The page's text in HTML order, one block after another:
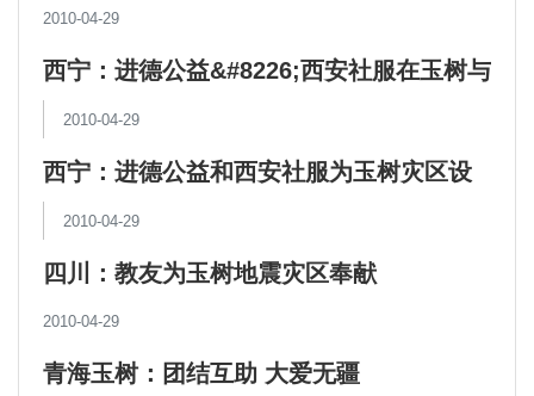
2010-04-29
西宁：进德公益&#8226;西安社服在玉树与
佛教合作提供援助
2010-04-29
西宁：进德公益和西安社服为玉树灾区设
立赈灾办
2010-04-29
四川：教友为玉树地震灾区奉献
2010-04-29
青海玉树：团结互助 大爱无疆